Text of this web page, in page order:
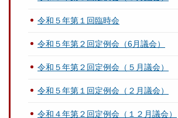
令和５年第１回臨時会
令和５年第２回定例会（6月議会）
令和５年第２回定例会（５月議会）
令和５年第１回定例会（２月議会）
令和４年第２回定例会（１２月議会）